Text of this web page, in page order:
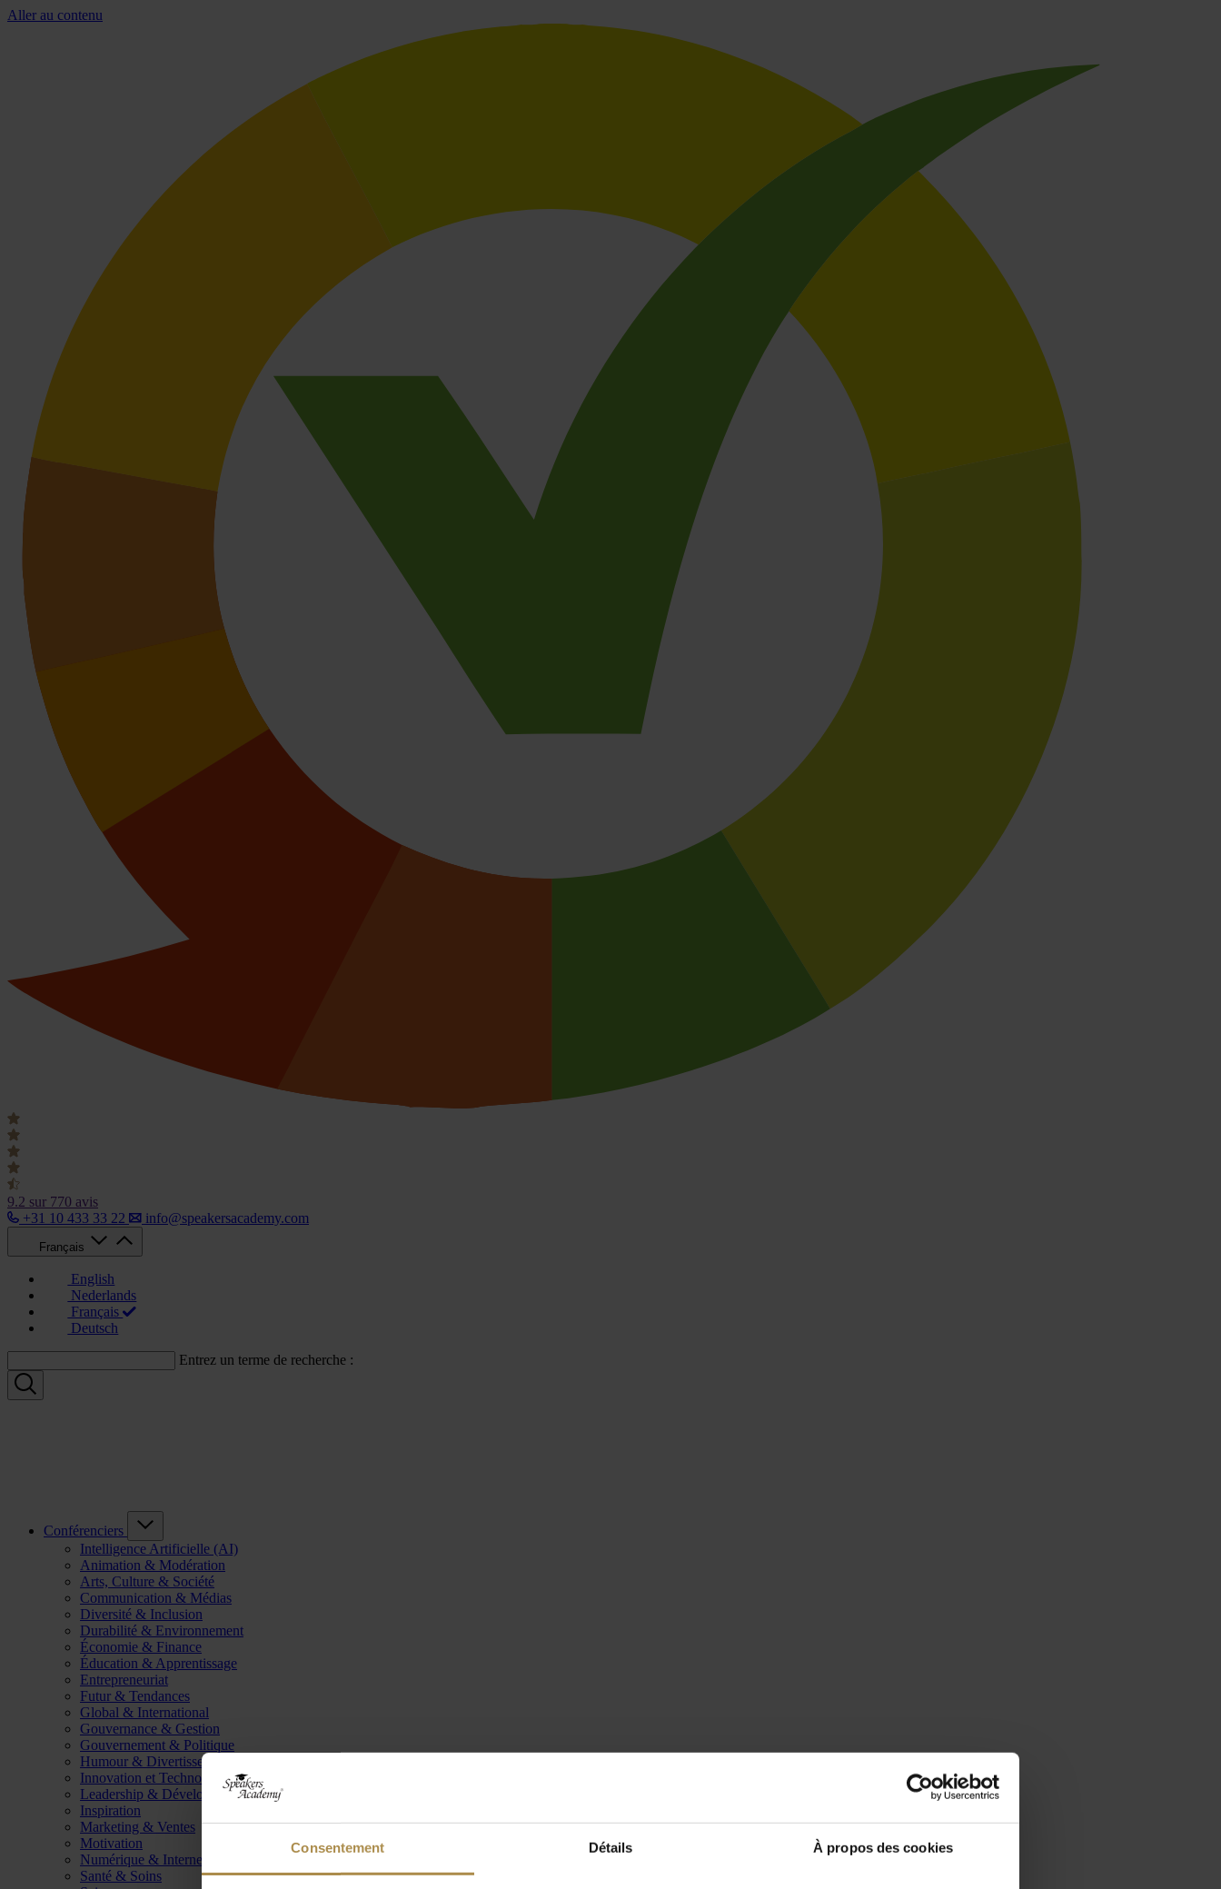
Consentement Détails À propos des cookies
Aller au contenu
9.2 sur 770 avis
+31 10 433 33 22
info@speakersacademy.com
Français
English
Nederlands
Français
Deutsch
Entrez un terme de recherche :
Conférenciers
Intelligence Artificielle (AI)
Animation & Modération
Arts, Culture & Société
Communication & Médias
Diversité & Inclusion
Durabilité & Environnement
Économie & Finance
Éducation & Apprentissage
Entrepreneuriat
Futur & Tendances
Global & International
Gouvernance & Gestion
Gouvernement & Politique
Humour & Divertissement
Innovation et Technologie
Leadership & Développement
Inspiration
Marketing & Ventes
Motivation
Numérique & Internet
Santé & Soins